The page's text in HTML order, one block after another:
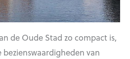
de Oude Stad zo compact is,
van